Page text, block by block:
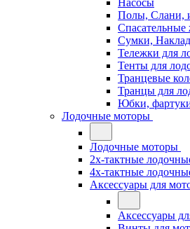
Насосы
Полы, Слани,
Сумки,
Тележки для
Тенты для
Транцевые
Транцы для
Юбки,
Лодочные моторы
Лодочные моторы
2х-тактные
4х-тактные
Аксессуары для
Аксессуары